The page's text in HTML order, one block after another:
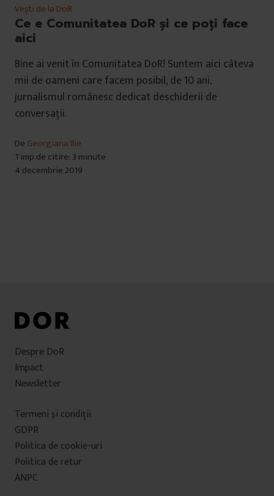
Vești de la DoR
Ce e Comunitatea DoR și ce poți face
aici
Bine ai venit în Comunitatea DoR! Suntem aici câteva
mii de oameni care facem posibil, de 10 ani,
jurnalismul românesc dedicat deschiderii de
conversații.
De Georgiana Ilie
Timp de citire: 3 minute
4 decembrie 2019
Despre DoR
Impact
Newsletter
Termeni şi condiţii
GDPR
Politica de cookie-uri
Politica de retur
ANPC